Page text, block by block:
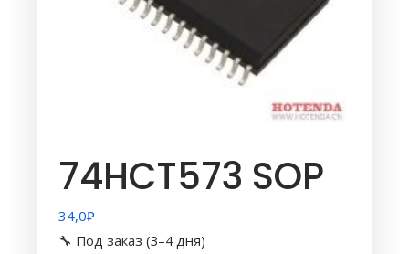
74HCT573 SOP
34,0₽
🔧 Под заказ (3–4 дня)